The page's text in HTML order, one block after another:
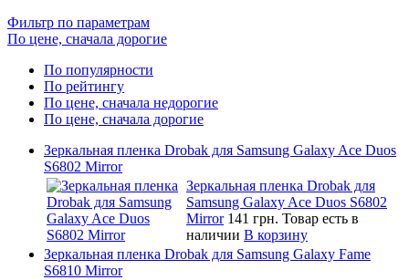
Фильтр по параметрам
По цене, сначала дорогие
По популярности
По рейтингу
По цене, сначала недорогие
По цене, сначала дорогие
Зеркальная пленка Drobak для Samsung Galaxy Ace Duos
S6802 Mirror
Зеркальная пленка Drobak для
Samsung Galaxy Ace Duos S6802
Mirror 141 грн. Товар есть в
наличии В корзину
Зеркальная пленка Drobak для Samsung Galaxy Fame
S6810 Mirror